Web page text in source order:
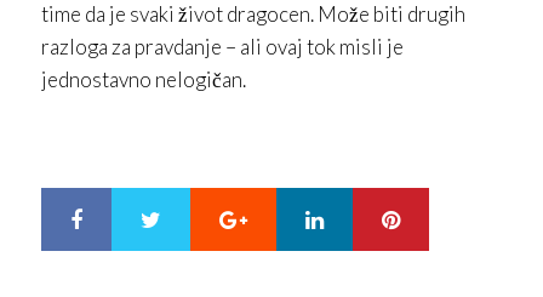
time da je svaki život dragocen. Može biti drugih
razloga za pravdanje – ali ovaj tok misli je
jednostavno nelogičan.
Google+ LinkedIn